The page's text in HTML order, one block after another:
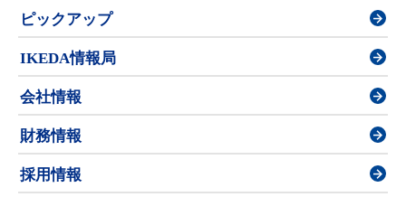
ピックアップ
IKEDA情報局
会社情報
財務情報
採用情報